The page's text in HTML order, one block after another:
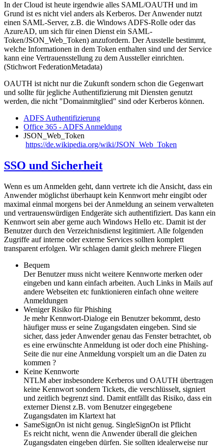
In der Cloud ist heute irgendwie alles SAML/OAUTH und im
Grund ist es nicht viel anders als Kerberos. Der Anwender nutzt
einen SAML-Server, z.B. die Windows ADFS-Rolle oder das
AzureAD, um sich für einen Dienst ein SAML-
Token/JSON_Web_Token) anzufordern. Der Ausstelle bestimmt,
welche Informationen in dem Token enthalten sind und der Service
kann eine Vertrauensstellung zu dem Aussteller einrichten.
(Stichwort FederationMetadata)
OAUTH ist nicht nur die Zukunft sondern schon die Gegenwart
und sollte für jegliche Authentifizierung mit Diensten genutzt
werden, die nicht "Domainmitglied" sind oder Kerberos können.
ADFS Authentifizierung
Office 365 - ADFS Anmeldung
JSON_Web_Token
https://de.wikipedia.org/wiki/JSON_Web_Token
SSO und Sicherheit
Wenn es um Anmelden geht, dann vertrete ich die Ansicht, dass ein
Anwender möglichst überhaupt kein Kennwort mehr eingibt oder
maximal einmal morgens bei der Anmeldung an seinem verwalteten
und vertrauenswürdigen Endgeräte sich authentifiziert. Das kann ein
Kennwort sein aber gerne auch Windows Hello etc. Damit ist der
Benutzer durch den Verzeichnisdienst legitimiert. Alle folgenden
Zugriffe auf interne oder externe Services sollten komplett
transparent erfolgen. Wir schlagen damit gleich mehrere Fliegen
Bequem
Der Benutzer muss nicht weitere Kennworte merken oder
eingeben und kann einfach arbeiten. Auch Links in Mails auf
andere Webseiten etc funktionieren einfach ohne weitere
Anmeldungen
Weniger Risiko für Phishing
Je mehr Kennwort-Dialoge ein Benutzer bekommt, desto
häufiger muss er seine Zugangsdaten eingeben. Sind sie
sicher, dass jeder Anwender genau das Fenster betrachtet, ob
es eine erwünschte Anmeldung ist oder doch eine Phishing-
Seite die nur eine Anmeldung vorspielt um an die Daten zu
kommen ?
Keine Kennworte
NTLM aber insbesondere Kerberos und OAUTH übertragen
keine Kennwort sondern Tickets, die verschlüsselt, signiert
und zeitlich begrenzt sind. Damit entfällt das Risiko, dass ein
externer Dienst z.B. vom Benutzer eingegebene
Zugangsdaten im Klartext hat
SameSignOn ist nicht genug. SingleSignOn ist Pflicht
Es reicht nicht, wenn die Anwender überall die gleichen
Zugangsdaten eingeben dürfen. Sie sollten idealerweise nur